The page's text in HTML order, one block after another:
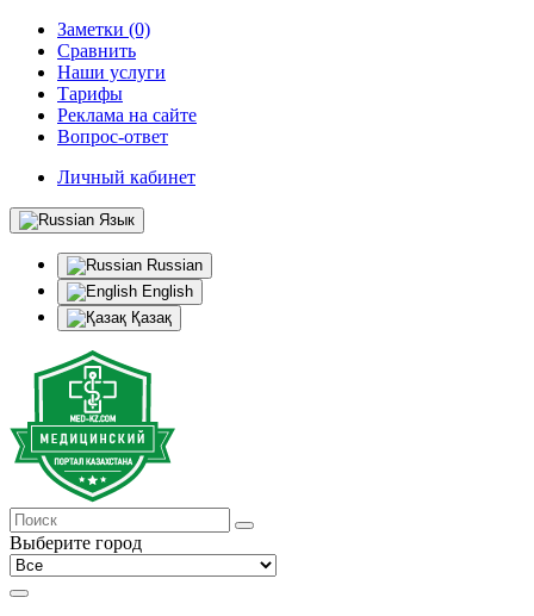
Заметки (0)
Сравнить
Наши услуги
Тарифы
Реклама на сайте
Вопрос-ответ
Личный кабинет
Язык
Russian
English
Қазақ
Выберите город